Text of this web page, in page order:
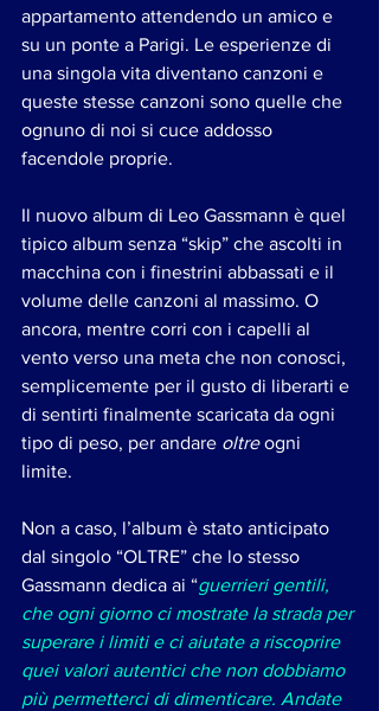
appartamento attendendo un amico e
su un ponte a Parigi. Le esperienze di
una singola vita diventano canzoni e
queste stesse canzoni sono quelle che
ognuno di noi si cuce addosso
facendole proprie.
Il nuovo album di Leo Gassmann è quel
tipico album senza “skip” che ascolti in
macchina con i finestrini abbassati e il
volume delle canzoni al massimo. O
ancora, mentre corri con i capelli al
vento verso una meta che non conosci,
semplicemente per il gusto di liberarti e
di sentirti finalmente scaricata da ogni
tipo di peso, per andare oltre ogni
limite.
Non a caso, l’album è stato anticipato
dal singolo “OLTRE” che lo stesso
Gassmann dedica ai “guerrieri gentili,
che ogni giorno ci mostrate la strada per
superare i limiti e ci aiutate a riscoprire
quei valori autentici che non dobbiamo
più permetterci di dimenticare. Andate